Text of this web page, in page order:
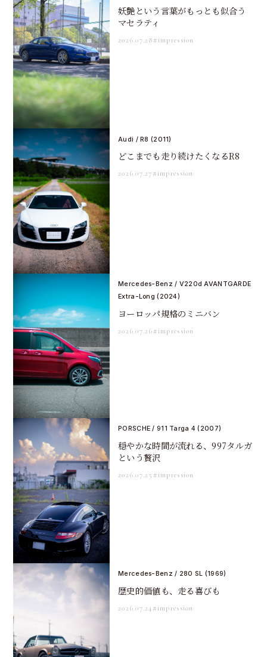
妖艶という言葉がもっとも似合う
マセラティ
2026.07.28#impression
Audi / R8 (2011)
どこまでも走り続けたくなるR8
2026.07.27#impression
Mercedes-Benz / V220d AVANTGARDE
Extra-Long (2024)
ヨーロッパ規格のミニバン
2026.07.26#impression
PORSCHE / 911 Targa 4 (2007)
穏やかな時間が流れる、997タルガ
という贅沢
2026.07.25 #impression
Mercedes-Benz / 280 SL (1969)
歴史的価値も、走る喜びも
2026.07.24#impression